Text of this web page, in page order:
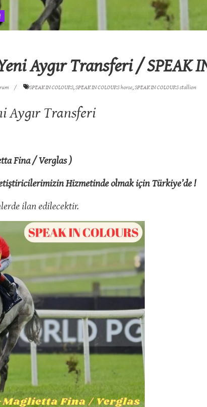
Aygır Transferi / SPEAK
SPEAK IN COLOURS,SPEAK IN COLOURS horse,SPEAK IN COLOURS stallion
Aygır Transferi
Fina / Verglas )
Hizmetinde olmak için Türkiye’de !
ilan edilecektir.